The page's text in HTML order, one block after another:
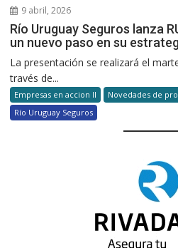
9 abril, 2026
Río Uruguay Seguros lanza
un nuevo paso en su
La presentación se realizará el
través de...
Empresas en accion II
Novedades de
Río Uruguay Seguros